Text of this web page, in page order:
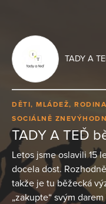
TADY A
DĚTI, MLÁDEŽ, RODINA
SOCIÁLNĚ
TADY A TEĎ
Letos jsme oslavili 15
docela dost.
takže je tu běžecká
„zakupte“ svým